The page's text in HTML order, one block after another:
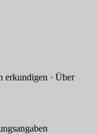
· Über